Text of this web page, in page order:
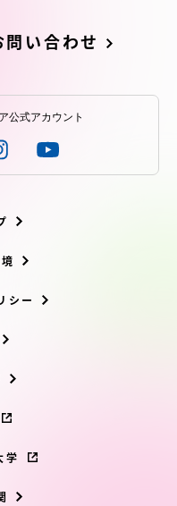
問い合わせ
公式アカウント
シー
学